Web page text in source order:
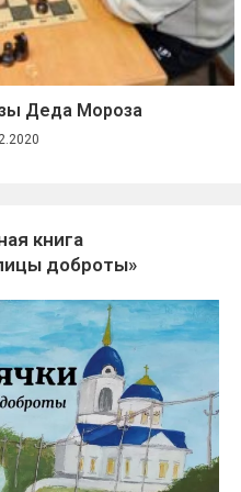
Деда Мороза
книга
доброты»